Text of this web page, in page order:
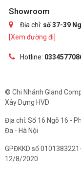
Showroom
Địa chỉ: số 37-39
[Xem đường đi]
Hotline:
© Chi Nhánh Gland
Xây Dựng HVD
Địa chỉ: Số 16 Ngõ 16 -
Đa - Hà Nội
GPĐKKD số
12/8/2020